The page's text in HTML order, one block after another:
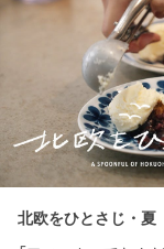
北欧をひとさじ・夏